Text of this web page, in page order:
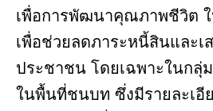
เพื่อการพัฒนาคุณภาพชีวิต
เพื่อช่วยลดภาระหนี้สินและเ
ประชาชน โดยเฉพาะในกลุ่
ในพื้นที่ชนบท ซึ่งมีรายละเอี